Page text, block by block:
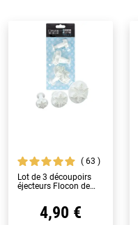
63
Lot de 3 découpoirs
éjecteurs Flocon de
4,90 €